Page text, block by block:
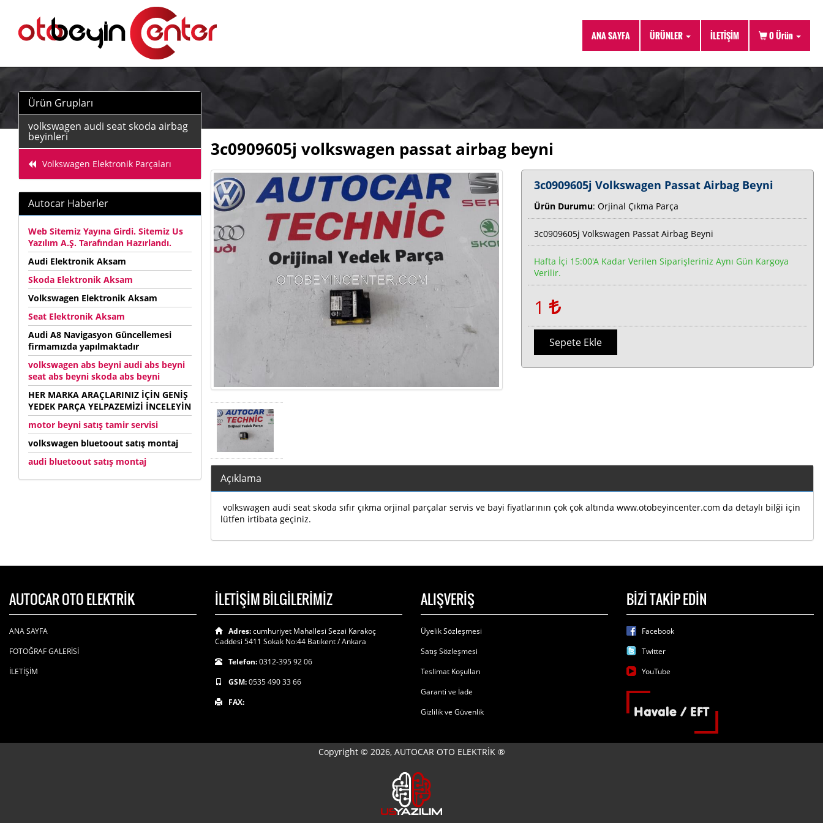
ANA SAYFA ÜRÜNLER İLETİŞİM 0Ürün
Ürün Grupları
volkswagen audi seat skoda airbag
beyinleri
Volkswagen Elektronik Parçaları
Autocar Haberler
Web Sitemiz Yayına Girdi. Sitemiz Us
Yazılım A.Ş. Tarafından Hazırlandı.
Audi Elektronik Aksam
Skoda Elektronik Aksam
Volkswagen Elektronik Aksam
Seat Elektronik Aksam
Audi A8 Navigasyon Güncellemesi
firmamızda yapılmaktadır
volkswagen abs beyni audi abs beyni
seat abs beyni skoda abs beyni
HER MARKA ARAÇLARINIZ İÇİN GENİŞ
YEDEK PARÇA YELPAZEMİZİ İNCELEYİN
motor beyni satış tamir servisi
volkswagen bluetoout satış montaj
audi bluetoout satış montaj
3c0909605j volkswagen passat airbag beyni
3c0909605j Volkswagen Passat Airbag Beyni
Ürün Durumu: Orjinal Çıkma Parça
3c0909605j Volkswagen Passat Airbag Beyni
Hafta İçi 15:00'a Kadar Verilen Siparişleriniz Aynı Gün Kargoya
Verilir.
1
Sepete Ekle
Açıklama
volkswagen audi seat skoda sıfır çıkma orjinal parçalar servis ve bayi fiyatlarının çok çok altında www.otobeyincenter.com da detaylı bilği için
lütfen irtibata geçiniz.
AUTOCAR OTO ELEKTRİK
ANA SAYFA
FOTOĞRAF GALERİSİ
İLETİŞİM
İLETİŞİM BİLGİLERİMİZ
Adres:cumhuriyet Mahallesi Sezai Karakoç
Caddesi 5411 Sokak No:44 Batıkent / Ankara
Telefon:0312-395 92 06
GSM:0535 490 33 66
FAX:
ALIŞVERİŞ
Üyelik Sözleşmesi
Satış Sözleşmesi
Teslimat Koşulları
Garanti ve İade
Gizlilik ve Güvenlik
BİZİ TAKİP EDİN
Facebook
Twitter
YouTube
Copyright © 2026, AUTOCAR OTO ELEKTRİK ®